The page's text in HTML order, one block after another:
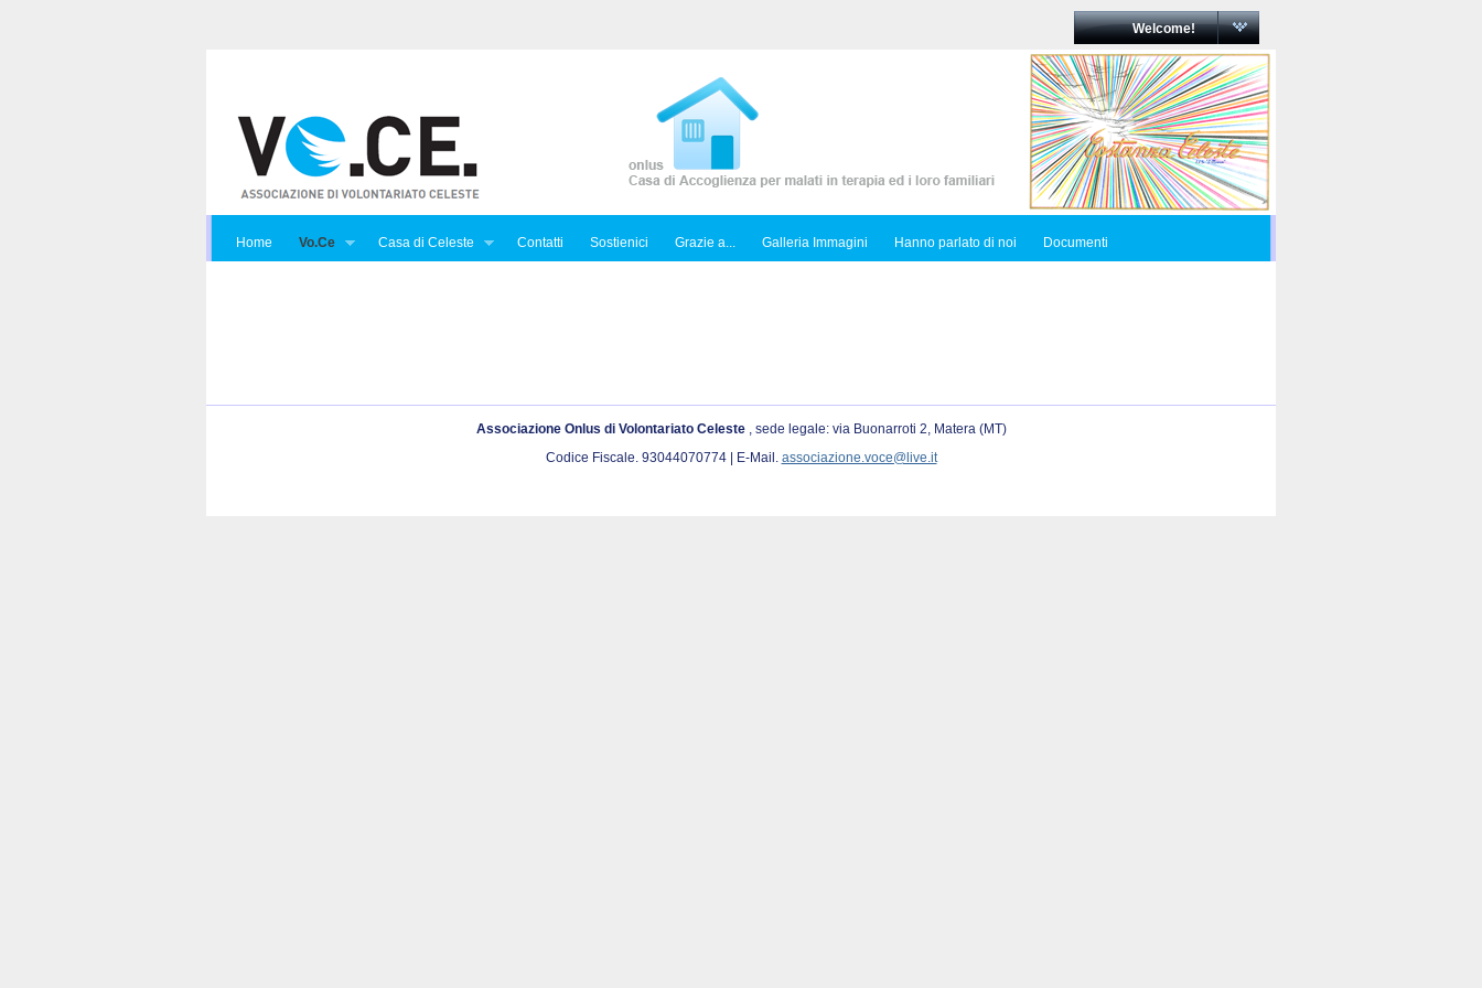
Welcome!
Home Vo.Ce Casa di Celeste Contatti Sostienici Grazie a... Galleria Immagini Hanno parlato di noi Documenti
Associazione Onlus di Volontariato Celeste , sede legale: via Buonarroti 2, Matera (MT)
Codice Fiscale. 93044070774 | E-Mail. associazione.voce@live.it